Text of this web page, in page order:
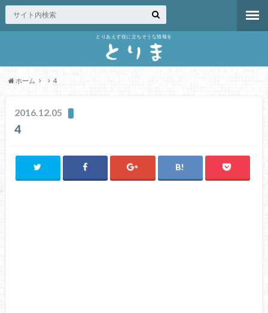
とりあえず役に立ちそうな情報を
ホーム 4
2016.12.05
4